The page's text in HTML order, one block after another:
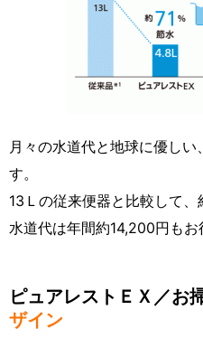
月々の水道代と地球に優し
す。
13Ｌの従来便器と比較して、
水道代は年間約14,200円も
ピュアレストＥＸ／お
ザイン